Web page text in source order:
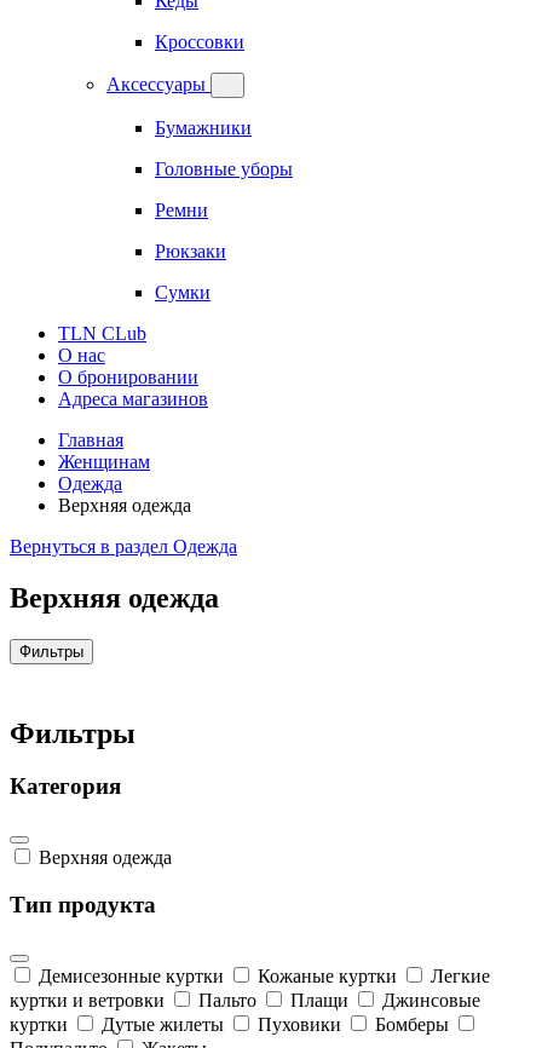
Кроссовки
Аксессуары
Бумажники
Головные уборы
Ремни
Рюкзаки
Сумки
TLN CLub
О нас
О бронировании
Адреса магазинов
Главная
Женщинам
Одежда
Верхняя одежда
Вернуться в раздел Одежда
Верхняя одежда
Фильтры
Фильтры
Категория
Верхняя одежда
Тип продукта
Демисезонные куртки Кожаные куртки
Легкие
куртки и ветровки
Пальто Плащи
Джинсовые
куртки
Дутые жилеты Пуховики
Бомберы